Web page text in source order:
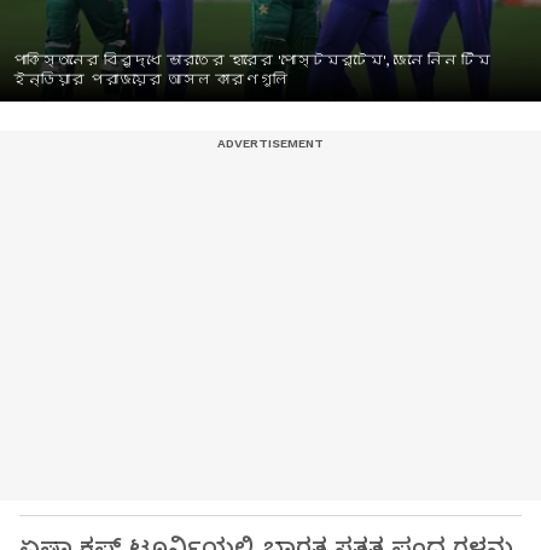
পাকিস্তানের বিরুদ্ধে ভারতের হারের 'পোস্টমর্টেম', জেনে নিন টিম
ইন্ডিয়ার পরাজয়ের আসল কারণগুলি